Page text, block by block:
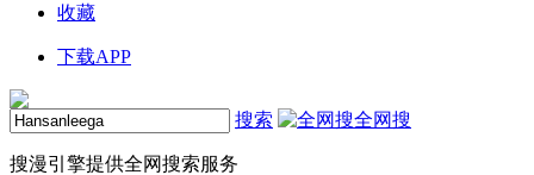
收藏
下载APP
搜索 全网搜
搜漫引擎提供全网搜索服务